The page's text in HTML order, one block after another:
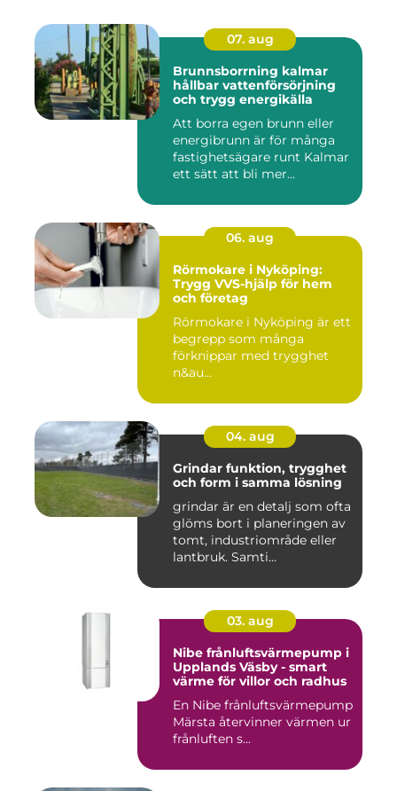
07. aug
Brunnsborrning kalmar
hållbar vattenförsörjning
och trygg energikälla
Att borra egen brunn eller
energibrunn är för många
fastighetsägare runt Kalmar
ett sätt att bli mer...
06. aug
Rörmokare i Nyköping:
Trygg VVS-hjälp för hem
och företag
Rörmokare i Nyköping är ett
begrepp som många
förknippar med trygghet
n&au...
04. aug
Grindar funktion, trygghet
och form i samma lösning
grindar är en detalj som ofta
glöms bort i planeringen av
tomt, industriområde eller
lantbruk. Samti...
03. aug
Nibe frånluftsvärmepump i
Upplands Väsby - smart
värme för villor och radhus
En Nibe frånluftsvärmepump
Märsta återvinner värmen ur
frånluften s...